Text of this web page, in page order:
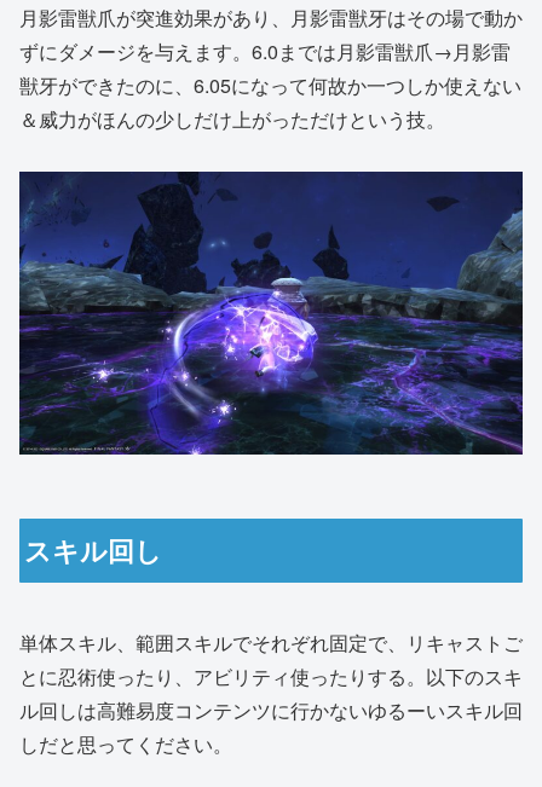
月影雷獣爪が突進効果があり、月影雷獣牙はその場で動か
ずにダメージを与えます。6.0までは月影雷獣爪→月影雷
獣牙ができたのに、6.05になって何故か一つしか使えない
＆威力がほんの少しだけ上がっただけという技。
スキル回し
単体スキル、範囲スキルでそれぞれ固定で、リキャストご
とに忍術使ったり、アビリティ使ったりする。以下のスキ
ル回しは高難易度コンテンツに行かないゆるーいスキル回
しだと思ってください。